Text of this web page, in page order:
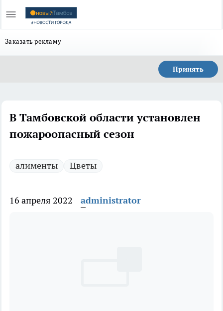
Заказать рекламу
Принять
В Тамбовской области установлен
пожароопасный сезон
алименты Цветы
16 апреля 2022 administrator